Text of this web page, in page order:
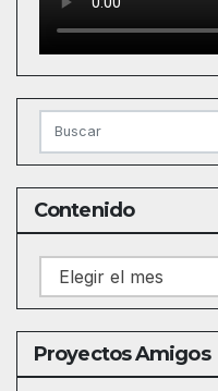
Contenido
Contenido
Proyectos Amigos